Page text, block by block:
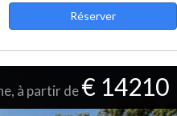
Réserver
à partir de€ 14210